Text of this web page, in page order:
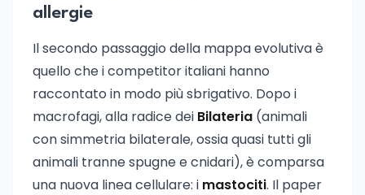
allergie
Il secondo passaggio della mappa evolutiva è
quello che i competitor italiani hanno
raccontato in modo più sbrigativo. Dopo i
macrofagi, alla radice dei Bilateria (animali
con simmetria bilaterale, ossia quasi tutti gli
animali tranne spugne e cnidari), è comparsa
una nuova linea cellulare: i mastociti. Il paper